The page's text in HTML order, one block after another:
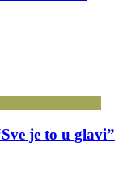
je to u glavi”